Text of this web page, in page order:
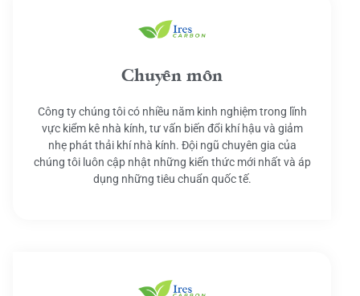
Chuyên môn
Công ty chúng tôi có nhiều năm kinh nghiệm trong lĩnh
vực kiểm kê nhà kính, tư vấn biến đổi khí hậu và giảm
nhẹ phát thải khí nhà kính. Đội ngũ chuyên gia của
chúng tôi luôn cập nhật những kiến thức mới nhất và áp
dụng những tiêu chuẩn quốc tế.